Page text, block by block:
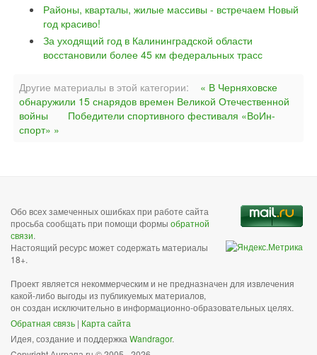
Районы, кварталы, жилые массивы - встречаем Новый
год красиво!
За уходящий год в Калининградской области
восстановили более 45 км федеральных трасс
Другие материалы в этой категории:
« В Черняховске
обнаружили 15 снарядов времен Великой Отечественной
войны
Победители спортивного фестиваля «ВоИн-
спорт» »
Обо всех замеченных ошибках при работе сайта
просьба сообщать при помощи формы обратной
связи.
Настоящий ресурс может содержать материалы
18+.
Проект является некоммерческим и не предназначен для извлечения
какой-либо выгоды из публикуемых материалов,
он создан исключительно в информационно-образовательных целях.
Обратная связь | Карта сайта
Идея, создание и поддержка Wandragor.